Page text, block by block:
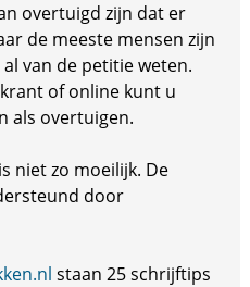
overtuigd zijn dat er
de meeste mensen zijn
van de petitie weten.
of online kunt u
als overtuigen.
niet zo moeilijk. De
door
staan 25 schrijftips